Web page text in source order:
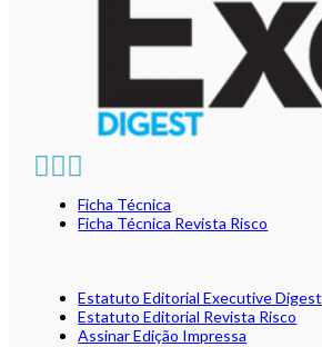
Ficha Técnica
Ficha Técnica Revista Risco
Estatuto Editorial Executive Digest
Estatuto Editorial Revista Risco
Assinar Edição Impressa